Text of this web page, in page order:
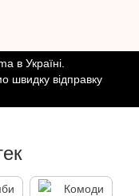
в Україні.
швидку відправку
Комоди